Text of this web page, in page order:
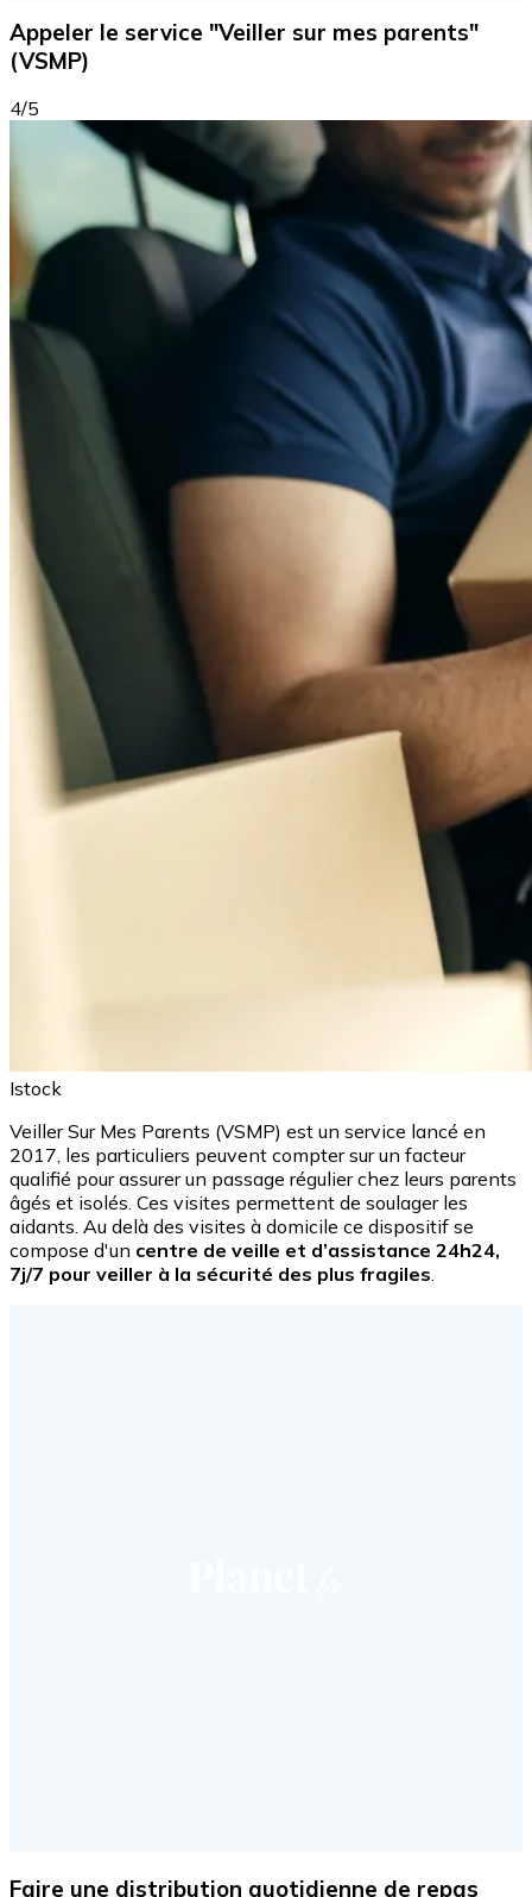
Appeler le service "Veiller sur mes parents"
(VSMP)
4/5
Istock
Veiller Sur Mes Parents (VSMP) est un service lancé en
2017, les particuliers peuvent compter sur un facteur
qualifié pour assurer un passage régulier chez leurs parents
âgés et isolés. Ces visites permettent de soulager les
aidants. Au delà des visites à domicile ce dispositif se
compose d'un centre de veille et d’assistance 24h24,
7j/7 pour veiller à la sécurité des plus fragiles.
Faire une distribution quotidienne de repas